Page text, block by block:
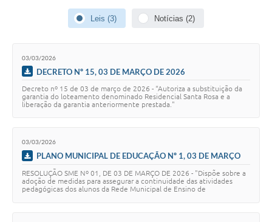
Leis (3) Notícias (2)
03/03/2026
DECRETO Nº 15, 03 DE MARÇO DE 2026
Decreto nº 15 de 03 de março de 2026 - “Autoriza a substituição da
garantia do loteamento denominado Residencial Santa Rosa e a
liberação da garantia anteriormente prestada."
03/03/2026
PLANO MUNICIPAL DE EDUCAÇÃO Nº 1, 03 DE MARÇO
RESOLUÇÃO SME Nº 01, DE 03 DE MARÇO DE 2026 - "Dispõe sobre a
adoção de medidas para assegurar a continuidade das atividades
pedagógicas dos alunos da Rede Municipal de Ensino de